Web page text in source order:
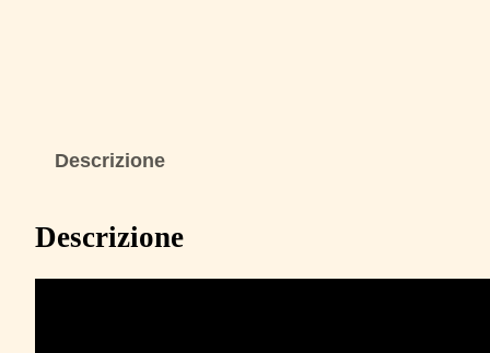
Descrizione
Descrizione